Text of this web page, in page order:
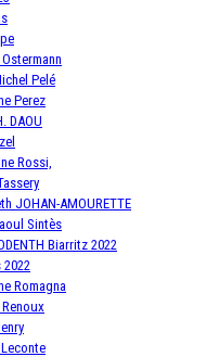
Pelé
Perez
DAOU
Rossi,
JOHAN-AMOURETTE
Sintès
Biarritz 2022
Romagna